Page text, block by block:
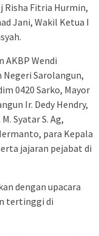
Risha Fitria Hurmin,
Jani, Wakil Ketua I
AKBP Wendi
Negeri Sarolangun,
0420 Sarko, Mayor
Ir. Dedy Hendry,
Syatar S. Ag,
para Kepala
jajaran pejabat di
dengan upacara
tertinggi di